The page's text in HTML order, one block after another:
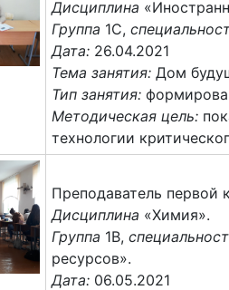
Дисциплина
Группа 1С,
Дата: 26.04.2021
Тема занятия: Дом
Тип занятия:
Методическая цель:
технологии
Преподаватель первой
Дисциплина «Химия».
Группа 1В,
ресурсов».
Дата: 06.05.2021